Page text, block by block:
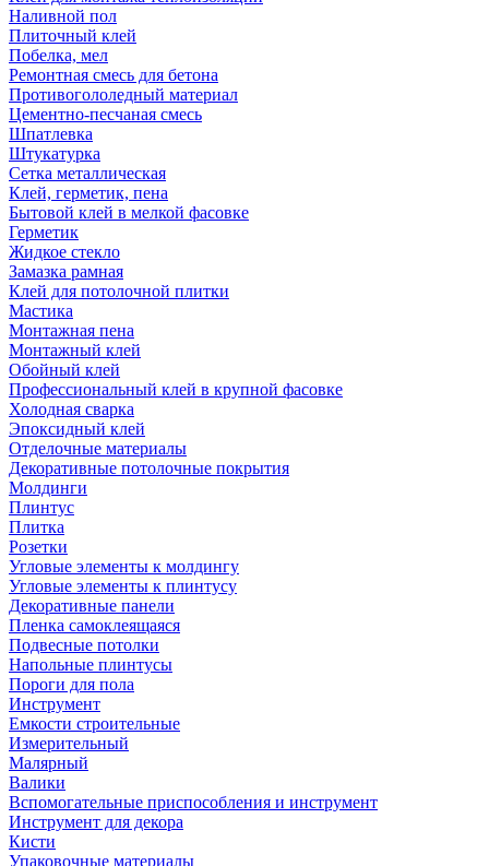
Наливной пол
Плиточный клей
Побелка, мел
Ремонтная смесь для бетона
Противогололедный материал
Цементно-песчаная смесь
Шпатлевка
Штукатурка
Сетка металлическая
Клей, герметик, пена
Бытовой клей в мелкой фасовке
Герметик
Жидкое стекло
Замазка рамная
Клей для потолочной плитки
Мастика
Монтажная пена
Монтажный клей
Обойный клей
Профессиональный клей в крупной фасовке
Холодная сварка
Эпоксидный клей
Отделочные материалы
Декоративные потолочные покрытия
Молдинги
Плинтус
Плитка
Розетки
Угловые элементы к молдингу
Угловые элементы к плинтусу
Декоративные панели
Пленка самоклеящаяся
Подвесные потолки
Напольные плинтусы
Пороги для пола
Инструмент
Емкости строительные
Измерительный
Малярный
Валики
Вспомогательные приспособления и инструмент
Инструмент для декора
Кисти
Упаковочные материалы